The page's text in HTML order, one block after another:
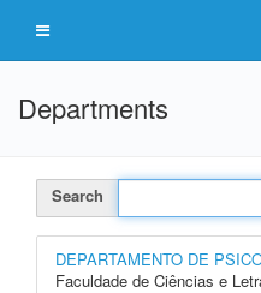
Departments
Search
DEPARTAMENTO DE
Faculdade de Ciências e